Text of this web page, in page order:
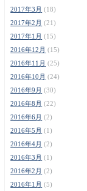
2017年3月 (18)
2017年2月 (21)
2017年1月 (15)
2016年12月 (15)
2016年11月 (25)
2016年10月 (24)
2016年9月 (30)
2016年8月 (22)
2016年6月 (2)
2016年5月 (1)
2016年4月 (2)
2016年3月 (1)
2016年2月 (2)
2016年1月 (5)